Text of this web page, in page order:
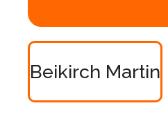
Beikirch Martin